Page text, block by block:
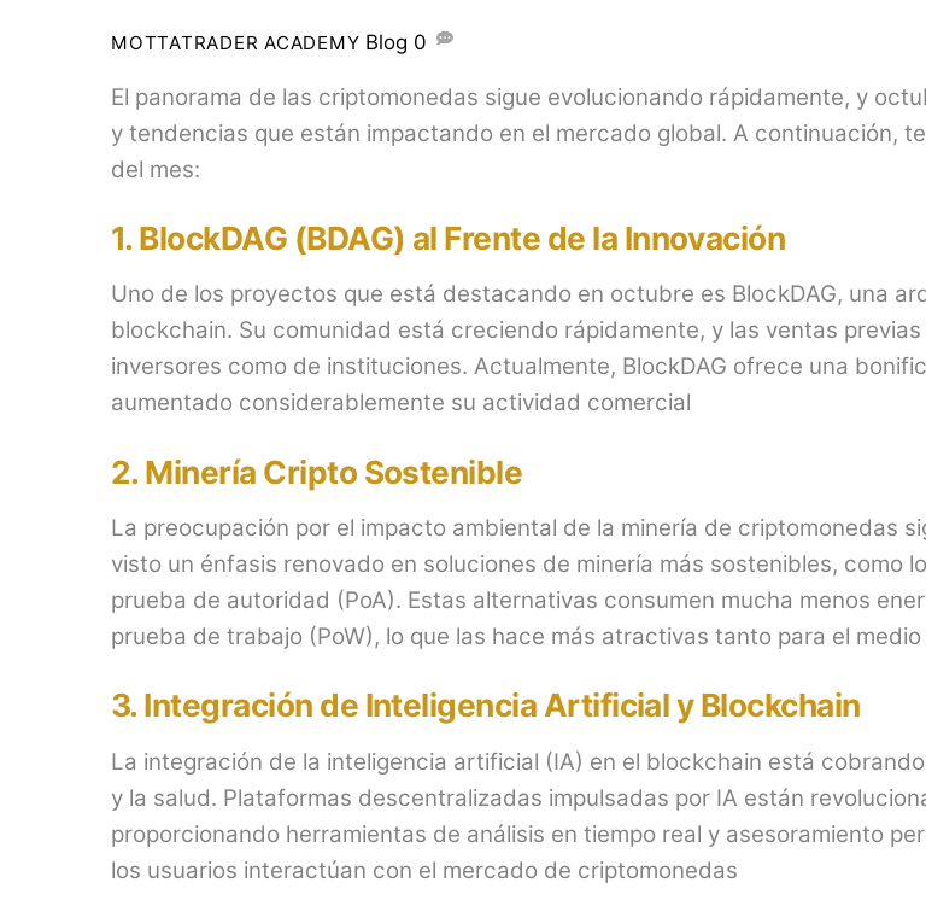
MOTTATRADER ACADEMY Blog 0
El panorama de las criptomonedas sigue evolucionando rápidamente, y
y tendencias que están impactando en el mercado global. A continuación,
del mes:
1. BlockDAG (BDAG) al Frente de la Innovación
Uno de los proyectos que está destacando en octubre es BlockDAG, una
blockchain. Su comunidad está creciendo rápidamente, y las ventas
inversores como de instituciones. Actualmente, BlockDAG ofrece una
aumentado considerablemente su actividad comercial​
2. Minería Cripto Sostenible
La preocupación por el impacto ambiental de la minería de criptomonedas
visto un énfasis renovado en soluciones de minería más sostenibles, como
prueba de autoridad (PoA). Estas alternativas consumen mucha menos
prueba de trabajo (PoW), lo que las hace más atractivas tanto para el
3. Integración de Inteligencia Artificial y Blockchain
La integración de la inteligencia artificial (IA) en el blockchain está
y la salud. Plataformas descentralizadas impulsadas por IA están
proporcionando herramientas de análisis en tiempo real y asesoramiento
los usuarios interactúan con el mercado de criptomonedas​